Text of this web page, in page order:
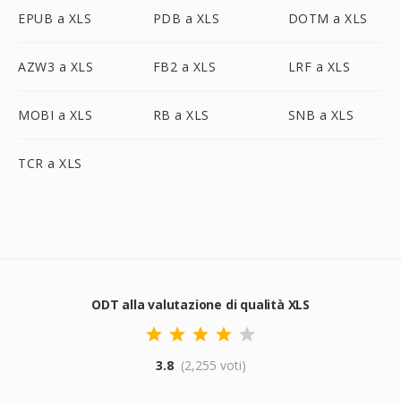
EPUB a XLS PDB a XLS DOTM a XLS
AZW3 a XLS FB2 a XLS LRF a XLS
MOBI a XLS RB a XLS SNB a XLS
TCR a XLS
ODT alla valutazione di qualità XLS
3.8 (2,255 voti)